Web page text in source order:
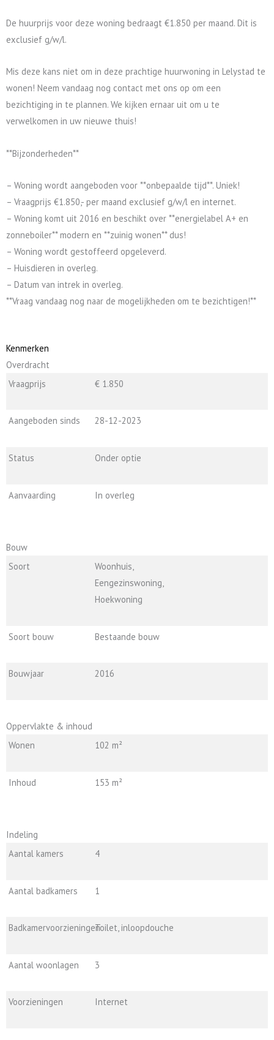
De huurprijs voor deze woning bedraagt €1.850 per maand. Dit is
exclusief g/w/l.
Mis deze kans niet om in deze prachtige huurwoning in Lelystad te
wonen! Neem vandaag nog contact met ons op om een
bezichtiging in te plannen. We kijken ernaar uit om u te
verwelkomen in uw nieuwe thuis!
**Bijzonderheden**
– Woning wordt aangeboden voor **onbepaalde tijd**. Uniek!
– Vraagprijs €1.850,- per maand exclusief g/w/l en internet.
– Woning komt uit 2016 en beschikt over **energielabel A+ en
zonneboiler** modern en **zuinig wonen** dus!
– Woning wordt gestoffeerd opgeleverd.
– Huisdieren in overleg.
– Datum van intrek in overleg.
**Vraag vandaag nog naar de mogelijkheden om te bezichtigen!**
Kenmerken
Overdracht
Vraagprijs
€ 1.850
Aangeboden sinds 28-12-2023
Status Onder optie
Aanvaarding In overleg
Bouw
Soort
Woonhuis,
Eengezinswoning,
Hoekwoning
Soort bouw Bestaande bouw
Bouwjaar 2016
Oppervlakte & inhoud
Wonen
102 m²
Inhoud 153 m²
Indeling
Aantal kamers
4
Aantal badkamers 1
BadkamervoorzieningenToilet, inloopdouche
Aantal woonlagen 3
Voorzieningen Internet